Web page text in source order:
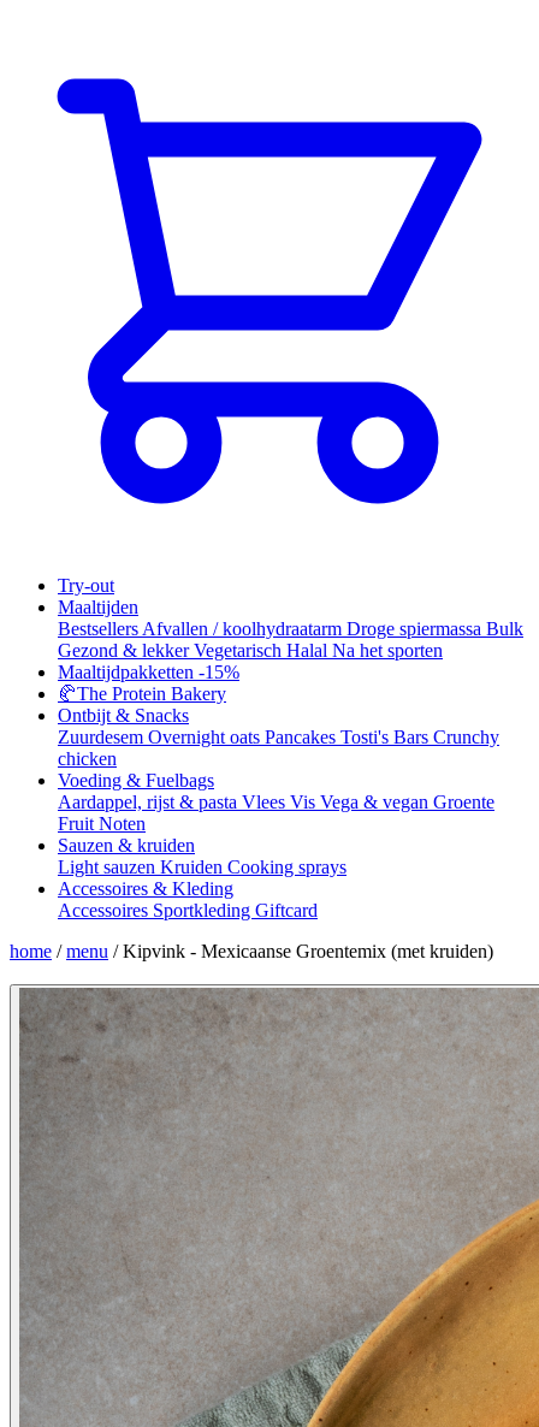
Try-out
Maaltijden
Bestsellers Afvallen / koolhydraatarm Droge spiermassa Bulk
Gezond & lekkerVegetarisch Halal Na het sporten
Maaltijdpakketten -15%
🥐The Protein Bakery
Ontbijt & Snacks
Zuurdesem Overnight oats Pancakes Tosti's Bars Crunchy
chicken
Voeding & Fuelbags
Aardappel, rijst & pasta Vlees Vis Vega & vegan Groente
Fruit Noten
Sauzen & kruiden
Light sauzen Kruiden Cooking sprays
Accessoires & Kleding
Accessoires Sportkleding Giftcard
home / menu / Kipvink - Mexicaanse Groentemix (met kruiden)